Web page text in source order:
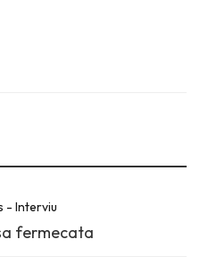
- Interviu
fermecata